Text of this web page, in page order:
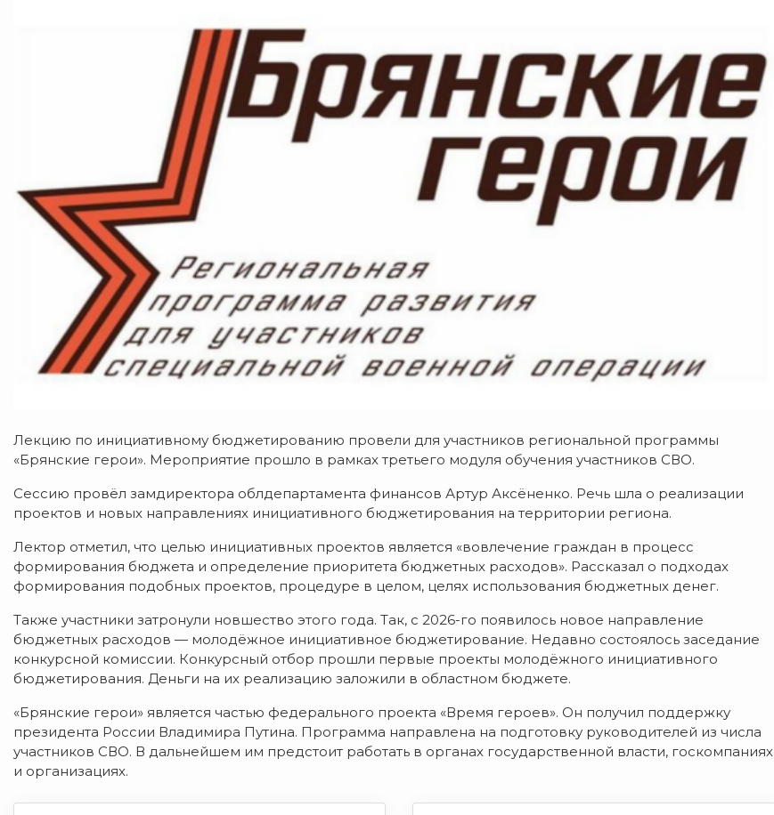
Лекцию по инициативному бюджетированию провели для участников региональной программы
«Брянские герои». Мероприятие прошло в рамках третьего модуля обучения участников СВО.
Сессию провёл замдиректора облдепартамента финансов Артур Аксёненко. Речь шла о реализации
проектов и новых направлениях инициативного бюджетирования на территории региона.
Лектор отметил, что целью инициативных проектов является «вовлечение граждан в процесс
формирования бюджета и определение приоритета бюджетных расходов». Рассказал о подходах
формирования подобных проектов, процедуре в целом, целях использования бюджетных денег.
Также участники затронули новшество этого года. Так, с 2026-го появилось новое направление
бюджетных расходов — молодёжное инициативное бюджетирование. Недавно состоялось заседание
конкурсной комиссии. Конкурсный отбор прошли первые проекты молодёжного инициативного
бюджетирования. Деньги на их реализацию заложили в областном бюджете.
«Брянские герои» является частью федерального проекта «Время героев». Он получил поддержку
президента России Владимира Путина. Программа направлена на подготовку руководителей из числа
участников СВО. В дальнейшем им предстоит работать в органах государственной власти, госкомпаниях
и организациях.